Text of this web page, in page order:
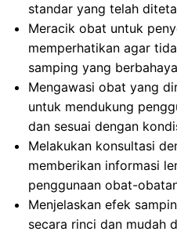
standar yang telah
Meracik obat untuk
memperhatikan agar
samping yang
Mengawasi obat yang
untuk mendukung
dan sesuai dengan
Melakukan konsultasi
memberikan informasi
penggunaan obat-
Menjelaskan efek
secara rinci dan mudah